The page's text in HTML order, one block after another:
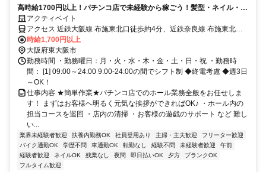
高時給1700円以上！パチンコ店で未経験から稼ごう！髪型・ネイル・ピ
アス完全自由★
アクティベイト
アクセス 近鉄大阪線 布施東北口徒歩約4分、近鉄奈良線 布施東北口
徒歩約4分、ＪＲおおさか東線 ＪＲ河内永和徒歩約7分
時給1,700円以上
大阪府東大阪市
勤務時間 ・勤務曜日：月・火・水・木・金・土・日・祝 ・勤務時
間： [1] 09:00～24:00 9:00-24:00の間でシフト制 ◆終電考慮 ◆週3日
～OK！
仕事内容 ★簡単作業★パチンコ店でのホール業務全般をお任せしま
す！ まずはお客様へ明るく元気な挨拶ができればOK♪ ・ホール内の
担当コースを巡回 ・店内の清掃 ・お客様の遊戯のサポート など 難し
い...
業界未経験者歓迎 扶養内勤務OK 社員登用あり 主婦・主夫歓迎
フリーター歓迎
バイク通勤OK
学歴不問 車通勤OK 転勤なし 経験不問 未経験者歓迎
午前
経験者歓迎
ネイルOK 残業なし 夜間 即日払いOK 夕方
ブランクOK
フルタイム歓迎